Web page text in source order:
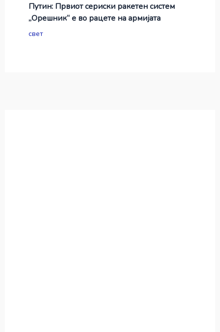
Путин: Првиот сериски ракетен систем
„Орешник“ е во рацете на армијата
свет